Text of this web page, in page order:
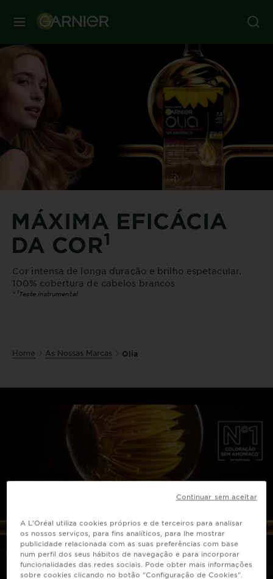
MENU
MÁXIMA EFICÁCIA
DA COR1
Cor intensa de longa duração e brilho espetacular.
100% cobertura de cabelos brancos
* 1Teste instrumental
Home As Nossas Marcas Olia
A L'Oréal utiliza cookies próprios e de terceiros para analisar
os nossos serviços, para fins analíticos, para lhe mostrar
publicidade relacionada com as suas preferências com base
num perfil dos seus hábitos de navegação e para incorporar
funcionalidades das redes sociais. Pode obter mais informações
sobre cookies clicando no botão "Configuração de Cookies".
Continuar sem aceitar